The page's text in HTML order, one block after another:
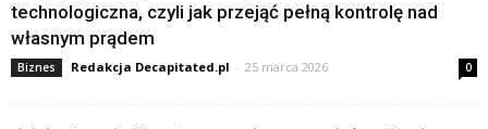
technologiczna, czyli jak przejąć pełną kontrolę nad
własnym prądem
Biznes Redakcja Decapitated.pl - 25 marca 2026 0